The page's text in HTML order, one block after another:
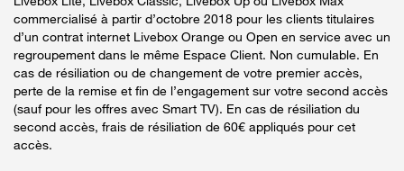
commercialisé à partir d’octobre 2018 pour les clients titulaires
d’un contrat internet Livebox Orange ou Open en service avec un
regroupement dans le même Espace Client. Non cumulable. En
cas de résiliation ou de changement de votre premier accès,
perte de la remise et fin de l’engagement sur votre second accès
(sauf pour les offres avec Smart TV). En cas de résiliation du
second accès, frais de résiliation de 60€ appliqués pour cet
accès.